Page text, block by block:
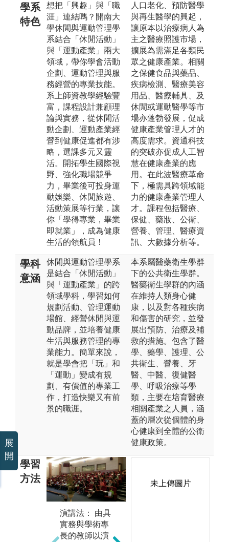
學系
特色
想把「興趣」與「職
涯」連結嗎？開南大
學休閒與運動管理學
系結合「休閒活動」
與「運動產業」兩大
領域，帶你學會活動
企劃、運動管理與服
務經營的專業技能。
系上師資教學經驗豐
富，課程設計兼顧理
論與實務，從休閒活
動企劃、運動產業經
營到健康促進都有涉
略，選課多元又靈
活。開拓學生國際視
野、強化職場競爭
力，畢業後可投身運
動娛樂、休閒旅遊、
活動策展等行業，讓
你「學得專業，畢業
即就業」，成為健康
生活的領航員！
人口老化、預防醫學
與再生醫學的興起，
讓原本以治療病人為
主之醫療照護市場，
擴展為需滿足各類民
眾之健康產業。相關
之保健食品與藥品、
疾病檢測、醫療美容
用品、醫療輔具、及
休閒或運動醫學等市
場亦蓬勃發展，促成
健康產業管理人才的
高度需求。資通科技
的突破亦促成人工智
慧在健康產業的應
用。在此波醫療革命
下，極需具跨領域能
力的健康產業管理人
才。課程包括醫療、
保健、藥妝、公衛、
營養、管理、醫療資
訊、大數據分析等。
學科
意涵
休閒與運動管理學系
是結合「休閒活動」
與「運動產業」的跨
領域學科，學習如何
規劃活動、管理運動
場館、經營休閒與運
動品牌，並培養健康
生活與服務管理的專
業能力。簡單來說，
就是學會把「玩」和
「運動」變成有規
劃、有價值的專業工
作，打造快樂又有前
景的職涯。
本系屬醫藥衛生學群
下的公共衛生學群。
醫藥衛生學群的內涵
在維持人類身心健
康，以及對各種疾病
和傷害的研究，並發
展出預防、治療及補
救的措施。包含了醫
學、藥學、護理、公
共衛生、營養、牙
醫、中醫、復健醫
學、呼吸治療等學
類，主要在培育醫療
相關產業之人員，涵
蓋的層次從個體的身
心健康到全體的公衛
健康政策。
學習
方法
演講法： 由具
實務與學術專
長的教師以演
未上傳圖片
展
開